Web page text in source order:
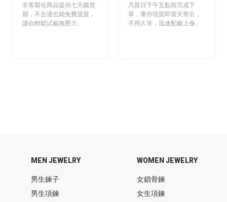
非客製化商品提供七天鑑賞
期，不合適也能免費退貨，
讓你輕鬆試戴無壓力。
凡當日下午五點前完成下
單，庫存現貨即當天寄出，
不用久等，迅速配戴上身。
MEN JEWELRY
男生鍊子
男生項鍊
WOMEN JEWELRY
女鎖骨鍊
女生項鍊